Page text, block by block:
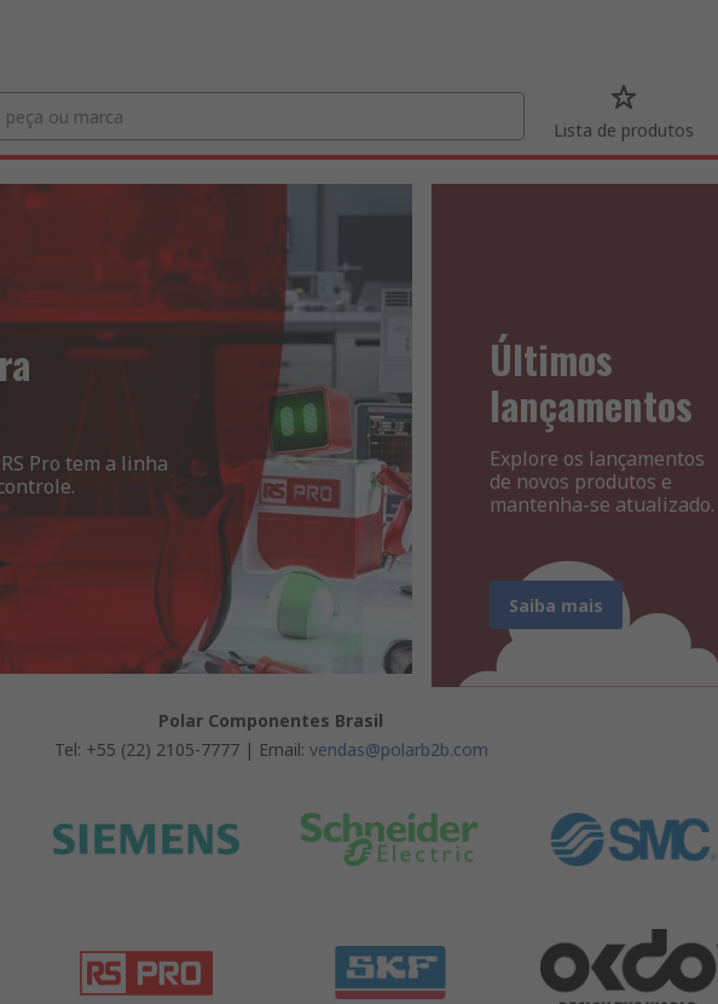
Lista de produtos
Pro tem a linha
Últimos
lançamentos
Explore os lançamentos
de novos produtos e
mantenha-se atualizado.
Saiba mais
Polar Componentes Brasil
Tel: +55 (22) 2105-7777 | Email: vendas@polarb2b.com